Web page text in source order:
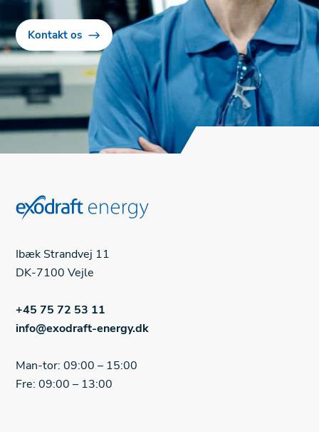
Kontakt os
Ibæk Strandvej 11
DK-7100 Vejle
+45 75 72 53 11
info@exodraft-energy.dk
Man-tor: 09:00 – 15:00
Fre: 09:00 – 13:00